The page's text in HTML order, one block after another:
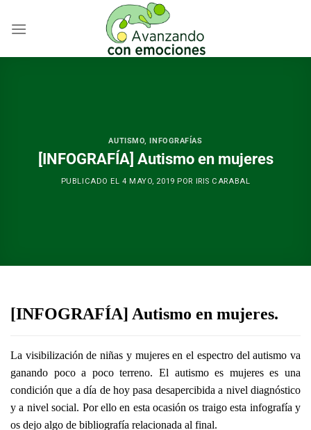
AUTISMO, INFOGRAFÍAS
[INFOGRAFÍA] Autismo en mujeres
PUBLICADO EL 4 MAYO, 2019 POR IRIS CARABAL
[INFOGRAFÍA] Autismo en mujeres.
La visibilización de niñas y mujeres en el espectro del autismo va
ganando poco a poco terreno. El autismo es mujeres es una
condición que a día de hoy pasa desapercibida a nivel diagnóstico
y a nivel social. Por ello en esta ocasión os traigo esta infografía y
os dejo algo de bibliografía relacionada al final.